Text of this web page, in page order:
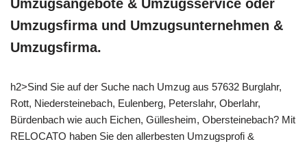
Umzugsangebote & Umzugsservice oder
Umzugsfirma und Umzugsunternehmen &
Umzugsfirma.
h2>Sind Sie auf der Suche nach Umzug aus 57632 Burglahr,
Rott, Niedersteinebach, Eulenberg, Peterslahr, Oberlahr,
Bürdenbach wie auch Eichen, Güllesheim, Obersteinebach? Mit
RELOCATO haben Sie den allerbesten Umzugsprofi &